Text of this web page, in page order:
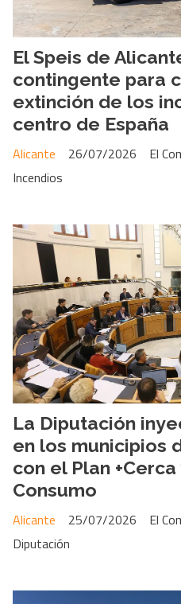
El Speis de
contingente para
extinción de los
centro de España
El
Alicante
26/07/2026
Incendios
La Diputación
en los municipios
con el Plan
Consumo
El
Alicante
25/07/2026
Diputación